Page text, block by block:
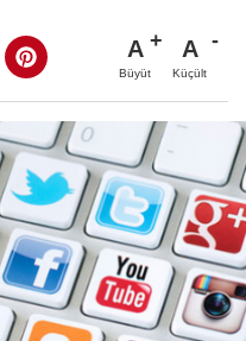
A
Büyüt
A
Küçült